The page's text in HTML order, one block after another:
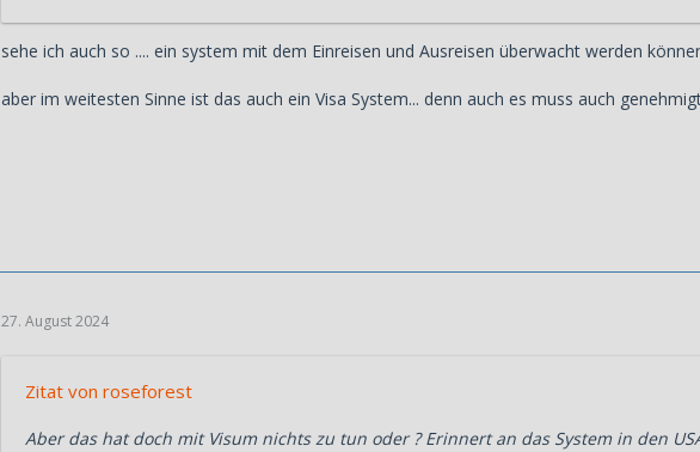
sehe ich auch so .... ein system mit dem Einreisen und Ausreisen überwacht werden
aber im weitesten Sinne ist das auch ein Visa System... denn auch es muss auch
27. August 2024
Zitat von roseforest
Aber das hat doch mit Visum nichts zu tun oder ? Erinnert an das System in den